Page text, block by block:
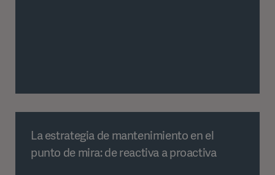
La estrategia de mantenimiento en el
punto de mira: de reactiva a proactiva